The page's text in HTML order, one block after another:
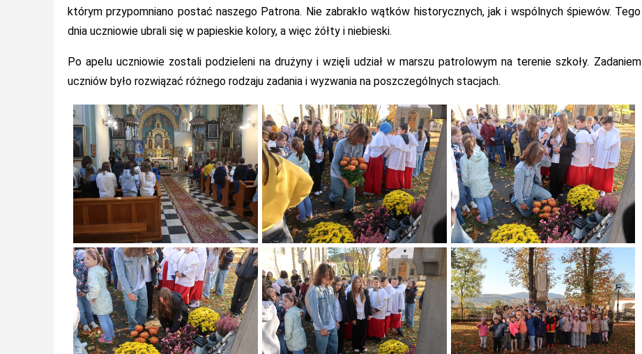
którym przypomniano postać naszego Patrona. Nie zabrakło wątków historycznych, jak i wspólnych śpiewów. Tego
dnia uczniowie ubrali się w papieskie kolory, a więc żółty i niebieski.
Po apelu uczniowie zostali podzieleni na drużyny i wzięli udział w marszu patrolowym na terenie szkoły. Zadaniem
uczniów było rozwiązać różnego rodzaju zadania i wyzwania na poszczególnych stacjach.